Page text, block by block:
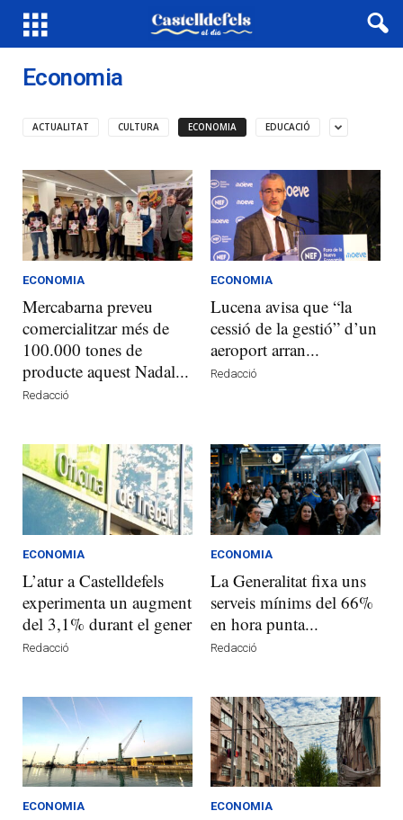
Economia
ACTUALITAT CULTURA ECONOMIA EDUCACIÓ
ECONOMIA
Mercabarna preveu
comercialitzar més de
100.000 tones de
producte aquest Nadal...
Redacció
ECONOMIA
Lucena avisa que “la
cessió de la gestió” d’un
aeroport arran...
Redacció
ECONOMIA
L’atur a Castelldefels
experimenta un augment
del 3,1% durant el gener
Redacció
ECONOMIA
La Generalitat fixa uns
serveis mínims del 66%
en hora punta...
Redacció
ECONOMIA ECONOMIA